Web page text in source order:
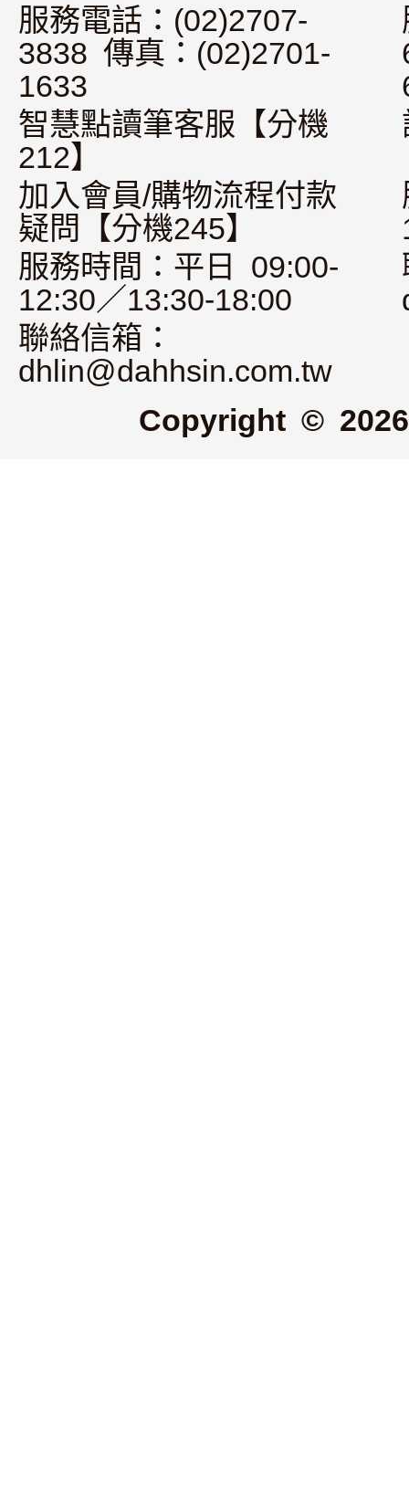
服務電話：(02)2707-
3838 傳真：(02)2701-
1633
智慧點讀筆客服【分機
212】
加入會員/購物流程付款
疑問【分機245】
服務時間：平日 09:00-
12:30／13:30-18:00
聯絡信箱：
dhlin@dahhsin.com.tw
Copyright ©